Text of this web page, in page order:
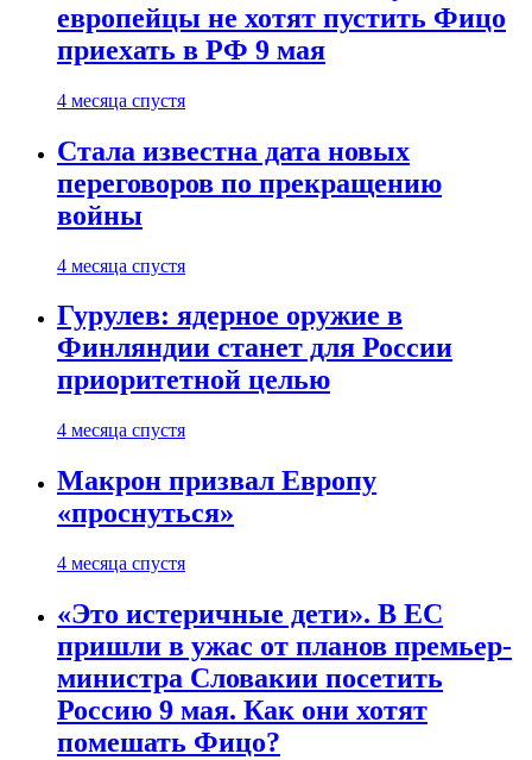
европейцы не хотят пустить Фицо
приехать в РФ 9 мая
4 месяца спустя
Стала известна дата новых
переговоров по прекращению
войны
4 месяца спустя
Гурулев: ядерное оружие в
Финляндии станет для России
приоритетной целью
4 месяца спустя
Макрон призвал Европу
«проснуться»
4 месяца спустя
«Это истеричные дети». В ЕС
пришли в ужас от планов премьер-
министра Словакии посетить
Россию 9 мая. Как они хотят
помешать Фицо?